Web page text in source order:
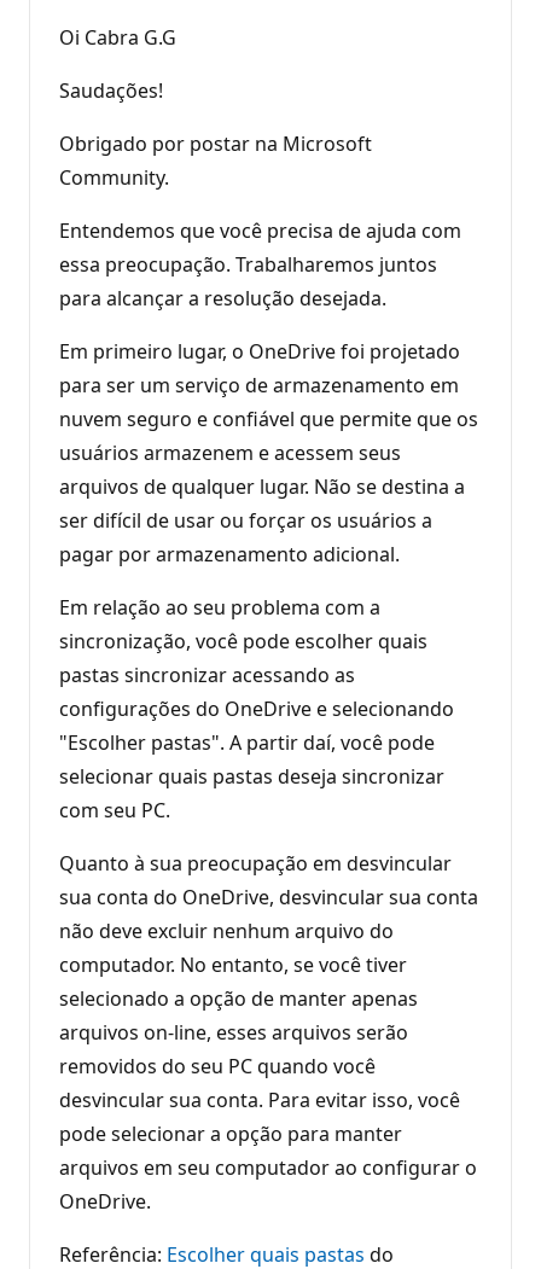
Oi Cabra G.G
Saudações!
Obrigado por postar na Microsoft
Community.
Entendemos que você precisa de ajuda com
essa preocupação. Trabalharemos juntos
para alcançar a resolução desejada.
Em primeiro lugar, o OneDrive foi projetado
para ser um serviço de armazenamento em
nuvem seguro e confiável que permite que os
usuários armazenem e acessem seus
arquivos de qualquer lugar. Não se destina a
ser difícil de usar ou forçar os usuários a
pagar por armazenamento adicional.
Em relação ao seu problema com a
sincronização, você pode escolher quais
pastas sincronizar acessando as
configurações do OneDrive e selecionando
"Escolher pastas". A partir daí, você pode
selecionar quais pastas deseja sincronizar
com seu PC.
Quanto à sua preocupação em desvincular
sua conta do OneDrive, desvincular sua conta
não deve excluir nenhum arquivo do
computador. No entanto, se você tiver
selecionado a opção de manter apenas
arquivos on-line, esses arquivos serão
removidos do seu PC quando você
desvincular sua conta. Para evitar isso, você
pode selecionar a opção para manter
arquivos em seu computador ao configurar o
OneDrive.
Referência: Escolher quais pastas do